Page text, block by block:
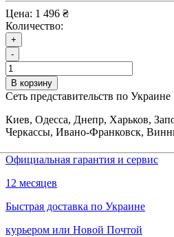
Цена: 1 496 ₴
Количество:
+
-
В корзину
Сеть представительств по Украине
Киев, Одесса, Днепр, Харьков,
Черкассы, Ивано-Франковск,
Официальная гарантия и сервис
12 месяцев
Быстрая доставка по Украине
курьером или Новой Почтой